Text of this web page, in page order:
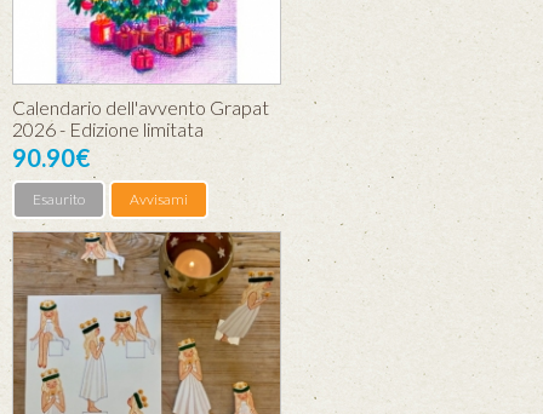
Calendario dell'avvento Grapat
2026 - Edizione limitata
90.90€
Esaurito Avvisami